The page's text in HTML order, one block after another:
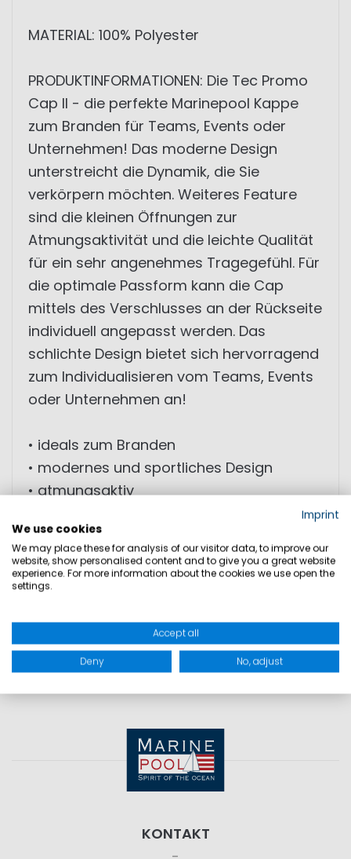
MATERIAL: 100% Polyester
PRODUKTINFORMATIONEN: Die Tec Promo
Cap II - die perfekte Marinepool Kappe
zum Branden für Teams, Events oder
Unternehmen! Das moderne Design
unterstreicht die Dynamik, die Sie
verkörpern möchten. Weiteres Feature
sind die kleinen Öffnungen zur
Atmungsaktivität und die leichte Qualität
für ein sehr angenehmes Tragegefühl. Für
die optimale Passform kann die Cap
mittels des Verschlusses an der Rückseite
individuell angepasst werden. Das
schlichte Design bietet sich hervorragend
zum Individualisieren vom Teams, Events
oder Unternehmen an!
• ideals zum Branden
• modernes und sportliches Design
• atmungsaktiv
GRÖSSEN
KONTAKT
Imprint
We use cookies
We may place these for analysis of our visitor data, to improve our
website, show personalised content and to give you a great website
experience. For more information about the cookies we use open the
settings.
Accept all
Deny No, adjust